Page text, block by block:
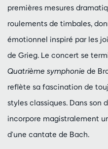
premières mesures
roulements de timbales,
émotionnel inspiré par les
de Grieg. Le concert se
Quatrième symphonie de
reflète sa fascination de
styles classiques. Dans son
incorpore magistralement
d'une cantate de Bach.